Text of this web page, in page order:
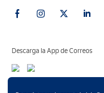
Descarga la App de Correos